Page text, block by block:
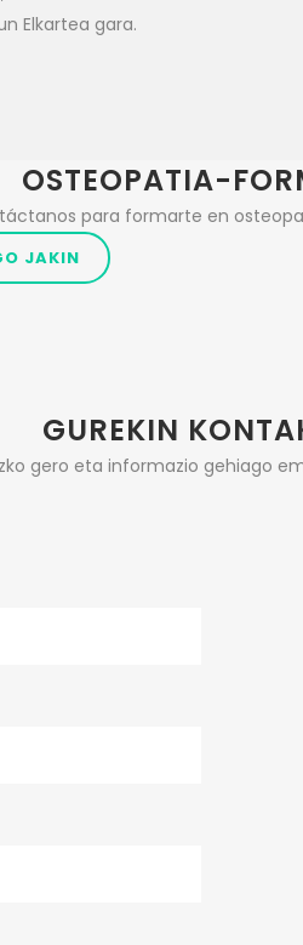
Elkartea gara.
OSTEOPATIA-
para formarte en
JAKIN
GUREKIN
gero eta informazio gehiago